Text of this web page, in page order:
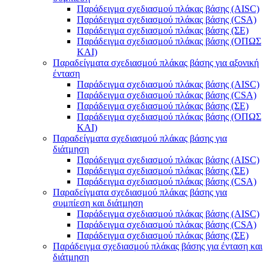
Παράδειγμα σχεδιασμού πλάκας βάσης (AISC)
Παράδειγμα σχεδιασμού πλάκας βάσης (CSA)
Παράδειγμα σχεδιασμού πλάκας βάσης (ΣΕ)
Παράδειγμα σχεδιασμού πλάκας βάσης (ΟΠΩΣ
ΚΑΙ)
Παραδείγματα σχεδιασμού πλάκας βάσης για αξονική
ένταση
Παράδειγμα σχεδιασμού πλάκας βάσης (AISC)
Παράδειγμα σχεδιασμού πλάκας βάσης (CSA)
Παράδειγμα σχεδιασμού πλάκας βάσης (ΣΕ)
Παράδειγμα σχεδιασμού πλάκας βάσης (ΟΠΩΣ
ΚΑΙ)
Παραδείγματα σχεδιασμού πλάκας βάσης για
διάτμηση
Παράδειγμα σχεδιασμού πλάκας βάσης (AISC)
Παράδειγμα σχεδιασμού πλάκας βάσης (ΣΕ)
Παράδειγμα σχεδιασμού πλάκας βάσης (CSA)
Παραδείγματα σχεδιασμού πλάκας βάσης για
συμπίεση και διάτμηση
Παράδειγμα σχεδιασμού πλάκας βάσης (AISC)
Παράδειγμα σχεδιασμού πλάκας βάσης (CSA)
Παράδειγμα σχεδιασμού πλάκας βάσης (ΣΕ)
Παράδειγμα σχεδιασμού πλάκας βάσης για ένταση και
διάτμηση